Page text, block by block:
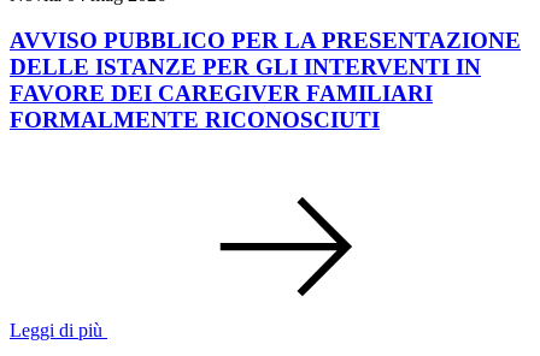
AVVISO PUBBLICO PER LA PRESENTAZIONE
DELLE ISTANZE PER GLI INTERVENTI IN
FAVORE DEI CAREGIVER FAMILIARI
FORMALMENTE RICONOSCIUTI
Leggi di più